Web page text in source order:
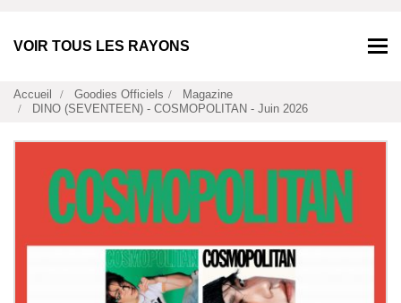
VOIR TOUS LES RAYONS
Accueil Goodies Officiels
Magazine
DINO (SEVENTEEN) - COSMOPOLITAN - Juin 2026